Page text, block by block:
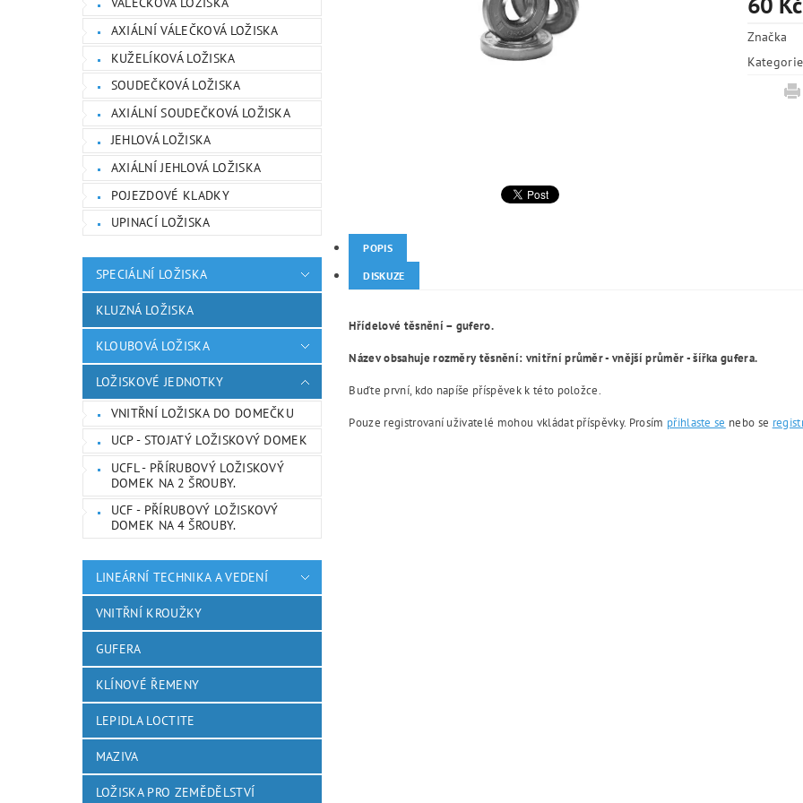
AXIÁLNÍ VÁLEČKOVÁ LOŽISKA
KUŽELÍKOVÁ LOŽISKA
SOUDEČKOVÁ LOŽISKA
AXIÁLNÍ SOUDEČKOVÁ LOŽISKA
JEHLOVÁ LOŽISKA
AXIÁLNÍ JEHLOVÁ LOŽISKA
POJEZDOVÉ KLADKY
UPINACÍ LOŽISKA
SPECIÁLNÍ LOŽISKA
KLUZNÁ LOŽISKA
KLOUBOVÁ LOŽISKA
LOŽISKOVÉ JEDNOTKY
VNITŘNÍ LOŽISKA DO DOMEČKU
UCP - STOJATÝ LOŽISKOVÝ DOMEK
UCFL - PŘÍRUBOVÝ LOŽISKOVÝ
DOMEK NA 2 ŠROUBY.
UCF - PŘÍRUBOVÝ LOŽISKOVÝ
DOMEK NA 4 ŠROUBY.
LINEÁRNÍ TECHNIKA A VEDENÍ
VNITŘNÍ KROUŽKY
GUFERA
KLÍNOVÉ ŘEMENY
LEPIDLA LOCTITE
MAZIVA
LOŽISKA PRO ZEMĚDĚLSTVÍ
Značka
Kategorie
POPIS
DISKUZE
Hřídelové těsnění – gufero.
Název obsahuje rozměry těsnění: vnitřní průměr - vnější průměr - šířka gufera.
Buďte první, kdo napíše příspěvek k této položce.
Pouze registrovaní uživatelé mohou vkládat příspěvky. Prosím přihlaste se nebo se